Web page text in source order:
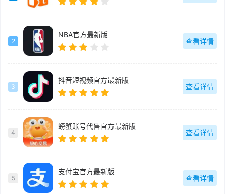
2
NBA官方最新版
查看详情
3
抖音短视频官方最新版
查看详情
4
螃蟹账号代售官方最新版
查看详情
5
支付宝官方最新版
查看详情